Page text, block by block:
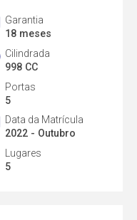
Garantia
18 meses
Cilindrada
998 CC
Portas
5
Data da Matrícula
2022 - Outubro
Lugares
5